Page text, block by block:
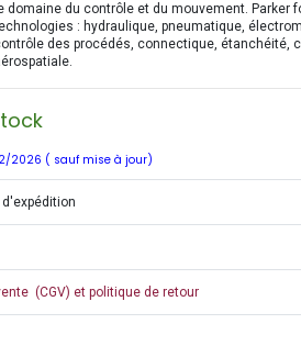
domaine du contrôle et du mouvement. Parker
: hydraulique, pneumatique,
des procédés, connectique, étanchéité,
2026 ( sauf mise à jour)
(CGV) et politique de retour